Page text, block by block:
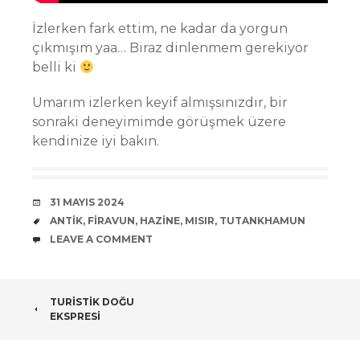
İzlerken fark ettim, ne kadar da yorgun
çıkmışım yaa… Biraz dinlenmem gerekiyor
belli ki
Umarım izlerken keyif almışsınızdır, bir
sonraki deneyimimde görüşmek üzere
kendinize iyi bakın.
DATE
31 MAYIS 2024
TAGS
ANTIK, FIRAVUN, HAZINE, MISIR, TUTANKHAMUN
COMMENTS
LEAVE A COMMENT
POST
TURISTIK DOĞU
EKSPRESI